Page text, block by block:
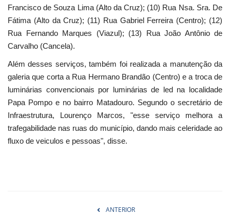
Francisco de Souza Lima (Alto da Cruz); (10) Rua Nsa. Sra. De
Fátima (Alto da Cruz); (11) Rua Gabriel Ferreira (Centro); (12)
Rua Fernando Marques (Viazul); (13) Rua João Antônio de
Carvalho (Cancela).
Além desses serviços, também foi realizada a manutenção da
galeria que corta a Rua Hermano Brandão (Centro) e a troca de
luminárias convencionais por luminárias de led na localidade
Papa Pompo e no bairro Matadouro. Segundo o secretário de
Infraestrutura, Lourenço Marcos, "esse serviço melhora a
trafegabilidade nas ruas do município, dando mais celeridade ao
fluxo de veiculos e pessoas", disse.
ANTERIOR